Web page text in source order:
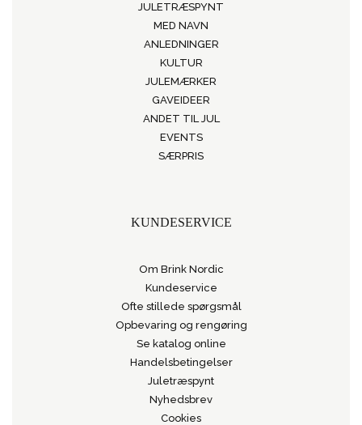
JULETRÆSPYNT
MED NAVN
ANLEDNINGER
KULTUR
JULEMÆRKER
GAVEIDEER
ANDET TIL JUL
EVENTS
SÆRPRIS
KUNDESERVICE
Om Brink Nordic
Kundeservice
Ofte stillede spørgsmål
Opbevaring og rengøring
Se katalog online
Handelsbetingelser
Juletræspynt
Nyhedsbrev
Cookies